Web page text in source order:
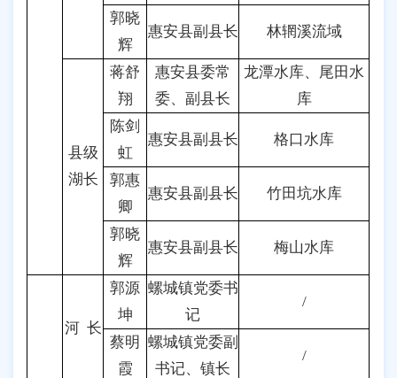
郭晓
辉
惠安县副县长 林辋溪流域
县级
湖长
蒋舒
翔
惠安县委常
委、副县长
龙潭水库、尾田水
库
陈剑
虹
惠安县副县长 格口水库
郭惠
卿
惠安县副县长 竹田坑水库
郭晓
辉
惠安县副县长 梅山水库
河 长
郭源
坤
螺城镇党委书
记
/
蔡明
霞
螺城镇党委副
书记、镇长
/